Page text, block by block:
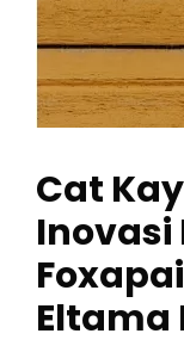
Cat
Inovasi
Eltama